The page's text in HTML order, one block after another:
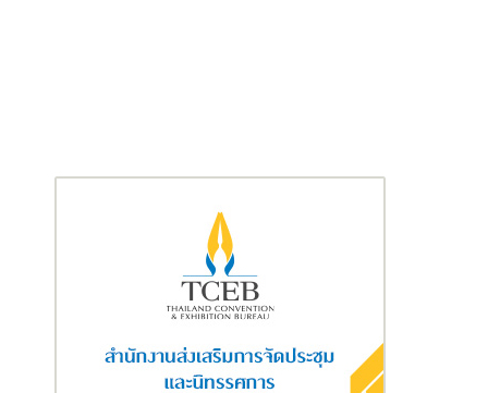
สนับสนุนเยาวชน พัฒนาโรงเรียน และส่งเสริมความยั่งยืนแก่ชุมชน
ของเรา แต่ยังสะท้อนถึงศักยภาพการเติบโตของระบบการศึกษาของ
“สำหรับรางวัลที่เอไอเอได้มอบให้แก่โรงเรียนที่ชนะเลิศในโครงการ
4 ปีที่ผ่านมา รวมเป็นมูลค่าแล้วกว่า 10 ล้านบาท โดยแต่ละ
โรงเรียนได้นำไปพัฒนาในด้านต่าง ๆ เช่น สร้างห้องคอมพิวเตอร์